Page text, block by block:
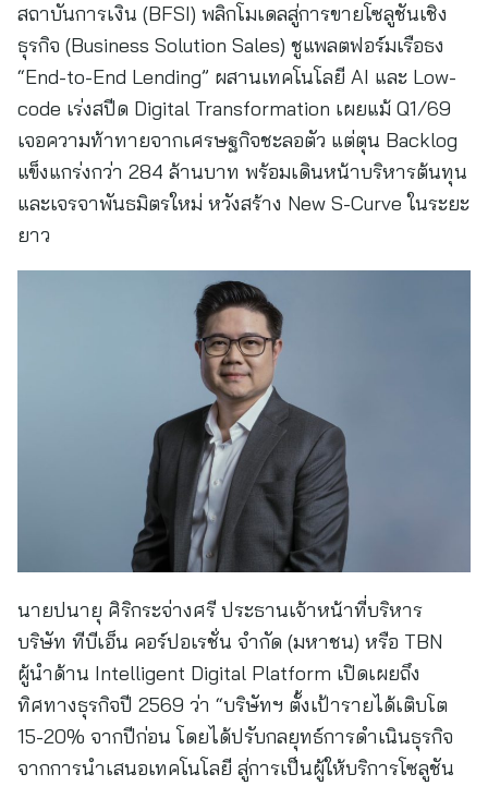
สถาบันการเงิน (BFSI) พลิกโมเดลสู่การขายโซลูชันเชิง
ธุรกิจ (Business Solution Sales) ชูแพลตฟอร์มเรือธง
“End-to-End Lending” ผสานเทคโนโลยี AI และ Low-
code เร่งสปีด Digital Transformation เผยแม้ Q1/69
เจอความท้าทายจากเศรษฐกิจชะลอตัว แต่ตุน Backlog
แข็งแกร่งกว่า 284 ล้านบาท พร้อมเดินหน้าบริหารต้นทุน
และเจรจาพันธมิตรใหม่ หวังสร้าง New S-Curve ในระยะ
ยาว
นายปนายุ ศิริกระจ่างศรี ประธานเจ้าหน้าที่บริหาร
บริษัท ทีบีเอ็น คอร์ปอเรชั่น จำกัด (มหาชน) หรือ TBN
ผู้นำด้าน Intelligent Digital Platform เปิดเผยถึง
ทิศทางธุรกิจปี 2569 ว่า “บริษัทฯ ตั้งเป้ารายได้เติบโต
15-20% จากปีก่อน โดยได้ปรับกลยุทธ์การดำเนินธุรกิจ
จากการนำเสนอเทคโนโลยี สู่การเป็นผู้ให้บริการโซลูชัน